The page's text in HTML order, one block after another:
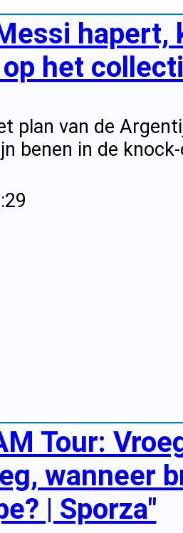
hapert,
het
plan van de
benen in de
Tour:
wanneer
| Sporza"